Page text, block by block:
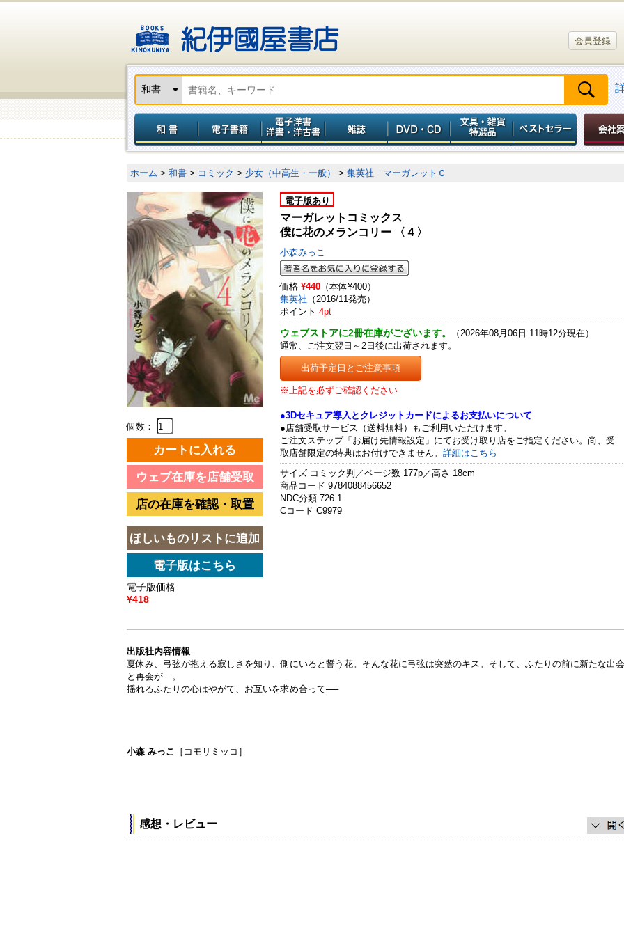
会員登録
ホーム > 和書 > コミック > 少女（中高生・一般） > 集英社 マーガレットＣ
個数：
電子版価格
¥418
電子版あり
マーガレットコミックス
僕に花のメランコリー 〈４〉
小森みっこ
価格 ¥440 （本体¥400）
集英社 （2016/11発売）
ポイント 4pt
ウェブストアに2冊在庫がございます。
（2026年08月06日 11時12分現在）
通常、ご注文翌日～2日後に出荷されます。
出荷予定日とご注意事項
※上記を必ずご確認ください
●3Dセキュア導入とクレジットカードによるお支払いについて
●店舗受取サービス（送料無料）もご利用いただけます。
ご注文ステップ「お届け先情報設定」にてお受け取り店をご指定ください。尚、受
取店舗限定の特典はお付けできません。 詳細はこちら
サイズ コミック判／ページ数 177p／高さ 18cm
商品コード 9784088456652
NDC分類 726.1
Cコード C9979
出版社内容情報
夏休み、弓弦が抱える寂しさを知り、側にいると誓う花。そんな花に弓弦は突然のキス。そして、ふたりの前に新たな出
と再会が…。
揺れるふたりの心はやがて、お互いを求め合って──
小森 みっこ ［コモリミッコ］
感想・レビュー